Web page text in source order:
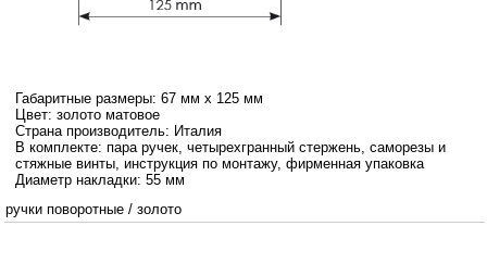
Габаритные размеры: 67 мм х 125 мм
Цвет: золото матовое
Страна производитель: Италия
В комплекте: пара ручек, четырехгранный стержень, саморезы и
стяжные винты, инструкция по монтажу, фирменная упаковка
Диаметр накладки: 55 мм
ручки поворотные / золото